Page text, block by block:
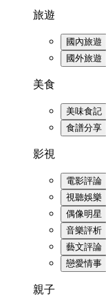
旅遊
國內旅遊
國外旅遊
美食
美味食記
食譜分享
影視
電影評論
視聽娛樂
偶像明星
音樂評析
藝文評論
戀愛情事
親子